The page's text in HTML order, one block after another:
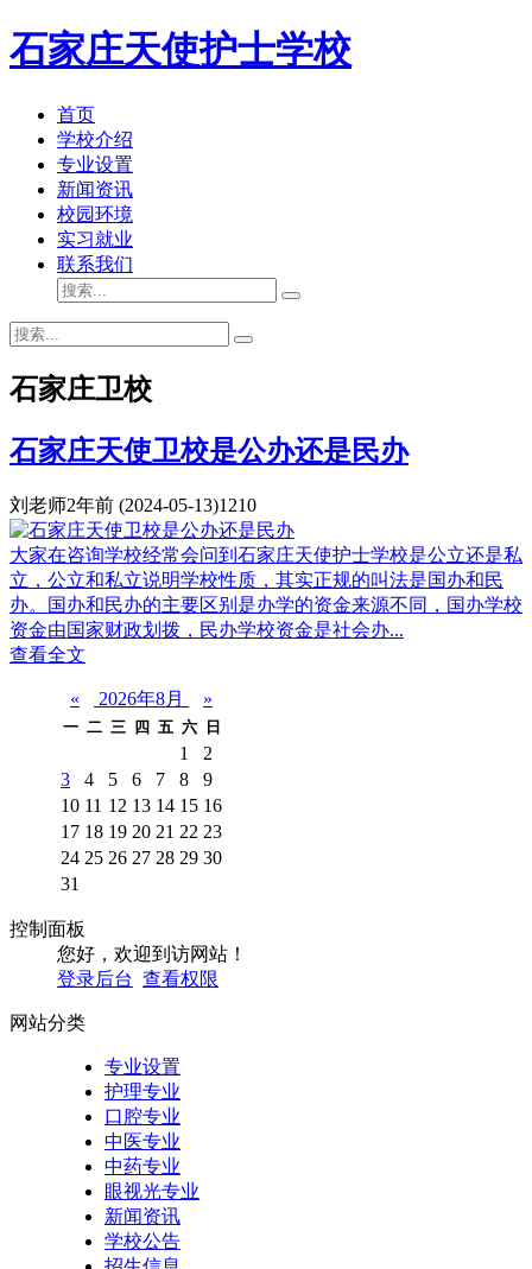
石家庄天使护士学校
首页
学校介绍
专业设置
新闻资讯
校园环境
实习就业
联系我们
石家庄卫校
石家庄天使卫校是公办还是民办
刘老师2年前 (2024-05-13)1210
大家在咨询学校经常会问到石家庄天使护士学校是公立还是私
立，公立和私立说明学校性质，其实正规的叫法是国办和民
办。国办和民办的主要区别是办学的资金来源不同，国办学校
资金由国家财政划拨，民办学校资金是社会办...
查看全文
« 2026年8月 »
一 二 三 四 五 六 日
1
2
3
4 5 6 7 8
9
10 11 12 13 14 15 16
17 18 19 20 21 22 23
24 25 26 27 28 29 30
31
控制面板
您好，欢迎到访网站！
登录后台 查看权限
网站分类
专业设置
护理专业
口腔专业
中医专业
中药专业
眼视光专业
新闻资讯
学校公告